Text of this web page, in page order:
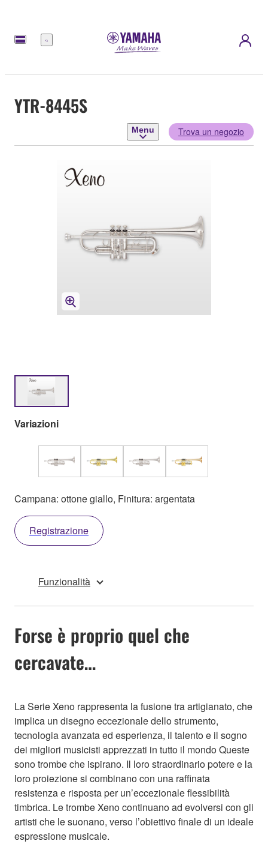
Menu
YTR-8445S
Menu Trova un negozio
Variazioni
Campana: ottone giallo, Finitura: argentata
Registrazione
Funzionalità
Forse è proprio quel che
cercavate…
La Serie Xeno rappresenta la fusione tra artigianato, che
implica un disegno eccezionale dello strumento,
tecnologia avanzata ed esperienza, il talento e il sogno
dei migliori musicisti apprezzati in tutto il mondo Queste
sono trombe che ispirano. Il loro straordinario potere e la
loro proiezione si combinano con una raffinata
resistenza e risposta per un’eccezionale flessibilità
timbrica. Le trombe Xeno continuano ad evolversi con gli
artisti che le suonano, verso l’obiettivo finale di un ideale
espressione musicale.